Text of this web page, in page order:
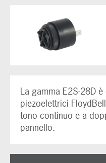
La gamma E2S-28D
piezoelettrici
tono continuo e a
pannello.